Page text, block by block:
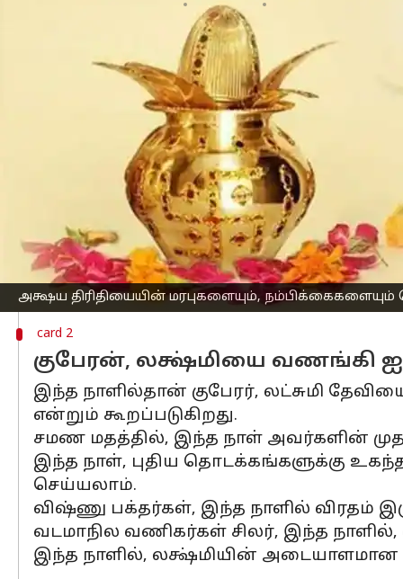
அக்ஷய திரிதியையின் மரபுகளையும், நம்பிக்கைகளையும்
Apr 22, 2023
செய்தி முன்னோட்டம்
இந்தியாமுழுவதும்,அட்சய
மதத்தவரும் இந்த நாளை
இந்த நாளில் தொடங்கும் எந்த ஒரு
நாளாக பார்க்கிறார்கள்.
ஆங்கில நாட்காட்டியின்படி, இது
அழைக்கிறார்கள்.
விநாயகப் பெருமானும், வேத
இந்த நாள், விஷ்ணுவின் ஆறாவது
card 2
குபேரன், லக்ஷ்மியை வணங்கி
இந்த நாளில்தான் குபேரர், லட்சுமி
என்றும் கூறப்படுகிறது.
சமண மதத்தில், இந்த நாள் அவர்களின்
இந்த நாள், புதிய தொடக்கங்களுக்கு
செய்யலாம்.
விஷ்ணு பக்தர்கள், இந்த நாளில் விரதம்
வடமாநில வணிகர்கள் சிலர், இந்த நாளில்,
இந்த நாளில், லக்ஷ்மியின்